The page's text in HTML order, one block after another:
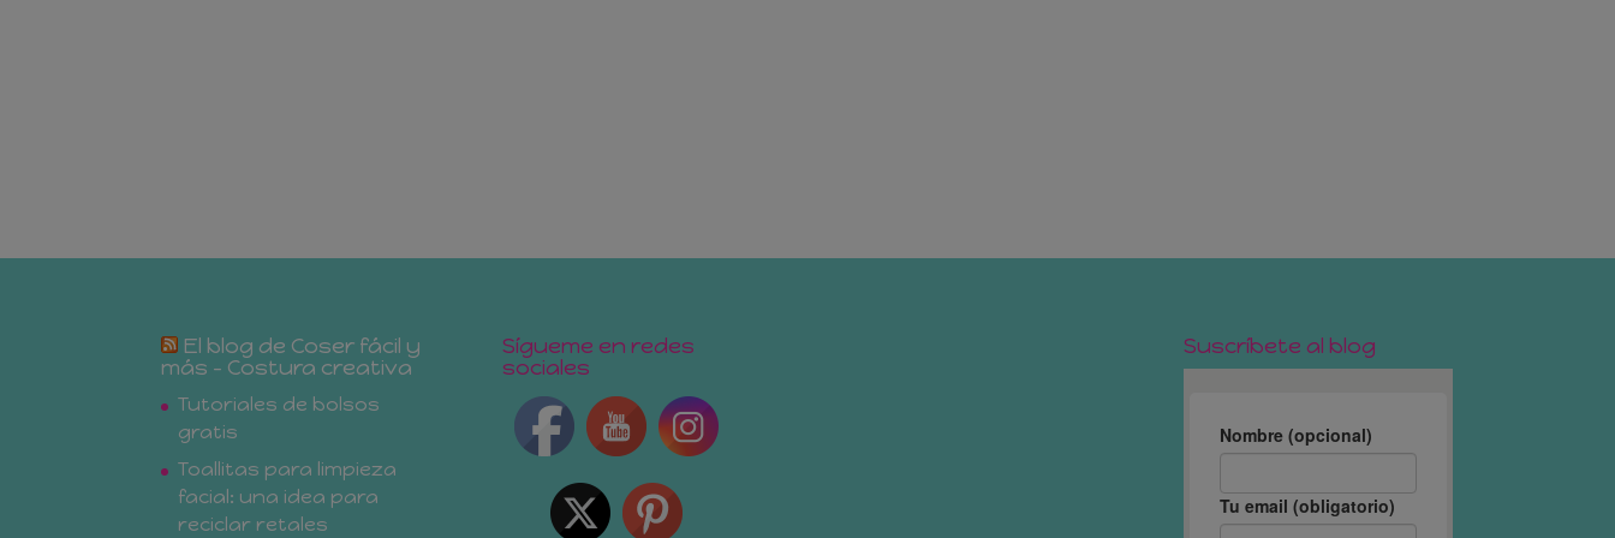
El blog de Coser fácil y
más – Costura creativa
Tutoriales de bolsos
gratis
Toallitas para limpieza
facial: una idea para
reciclar retales
Sígueme en redes
sociales
Suscríbete al blog